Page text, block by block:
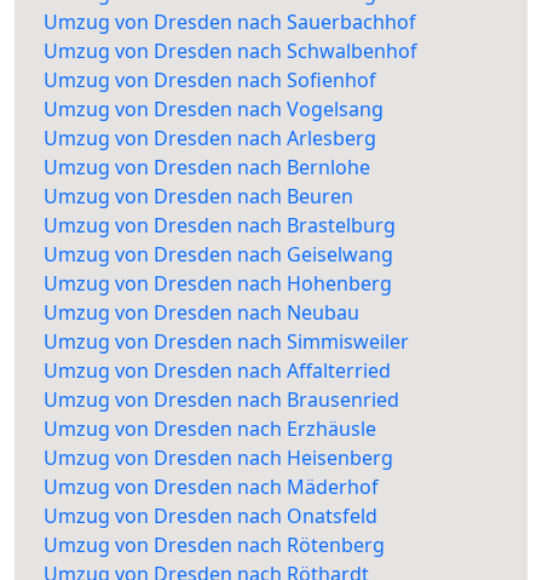
Umzug von Dresden nach Sauerbachhof
Umzug von Dresden nach Schwalbenhof
Umzug von Dresden nach Sofienhof
Umzug von Dresden nach Vogelsang
Umzug von Dresden nach Arlesberg
Umzug von Dresden nach Bernlohe
Umzug von Dresden nach Beuren
Umzug von Dresden nach Brastelburg
Umzug von Dresden nach Geiselwang
Umzug von Dresden nach Hohenberg
Umzug von Dresden nach Neubau
Umzug von Dresden nach Simmisweiler
Umzug von Dresden nach Affalterried
Umzug von Dresden nach Brausenried
Umzug von Dresden nach Erzhäusle
Umzug von Dresden nach Heisenberg
Umzug von Dresden nach Mäderhof
Umzug von Dresden nach Onatsfeld
Umzug von Dresden nach Rötenberg
Umzug von Dresden nach Röthardt